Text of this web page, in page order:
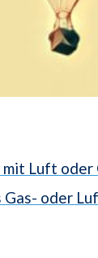
mit Luft
Gas- oder